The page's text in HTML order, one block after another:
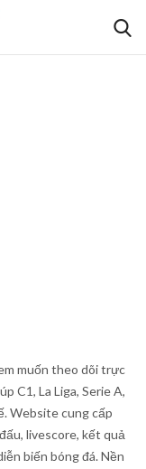
muốn theo dõi trực
C1, La Liga, Serie A,
Website cung cấp
livescore, kết quả
biến bóng đá. Nền